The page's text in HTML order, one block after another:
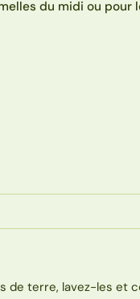
du midi ou pour
de terre, lavez-les et